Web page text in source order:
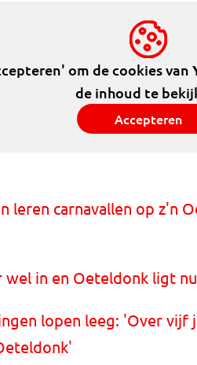
om de cookies van
de inhoud te
Accepteren
leren carnavallen op z'n
wel in en Oeteldonk ligt
lopen leeg: 'Over